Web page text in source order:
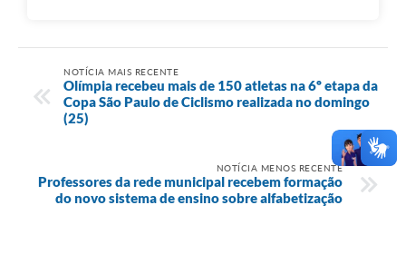
NOTÍCIA MAIS RECENTE
Olímpia recebeu mais de 150 atletas na 6º etapa da
Copa São Paulo de Ciclismo realizada no domingo
(25)
NOTÍCIA MENOS RECENTE
Professores da rede municipal recebem formação
do novo sistema de ensino sobre alfabetização